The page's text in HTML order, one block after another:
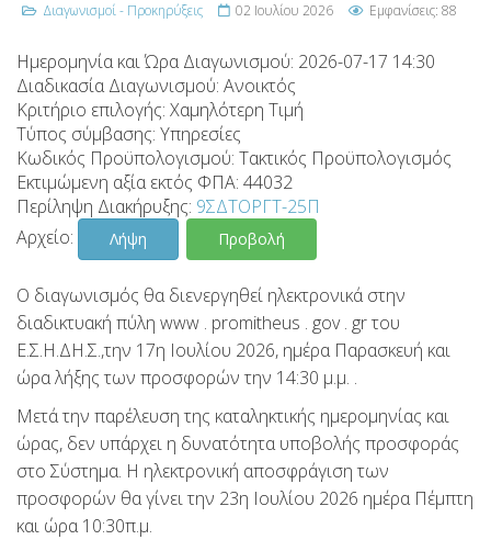
Διαγωνισμοί - Προκηρύξεις 02 Ιουλίου 2026 Εμφανίσεις: 88
Ημερομηνία και Ώρα Διαγωνισμού: 2026-07-17 14:30
Διαδικασία Διαγωνισμού: Ανοικτός
Κριτήριο επιλογής: Χαμηλότερη Τιμή
Τύπος σύμβασης: Υπηρεσίες
Κωδικός Προϋπολογισμού: Τακτικός Προϋπολογισμός
Εκτιμώμενη αξία εκτός ΦΠΑ: 44032
Περίληψη Διακήρυξης: 9ΣΔΤΟΡΓΤ-25Π
Αρχείο:
Λήψη Προβολή
Ο διαγωνισμός θα διενεργηθεί ηλεκτρονικά στην
διαδικτυακή πύλη www . promitheus . gov . gr του
Ε.Σ.Η.ΔΗ.Σ.,την 17η Ιουλίου 2026, ημέρα Παρασκευή και
ώρα λήξης των προσφορών την 14:30 μ.μ. .
Μετά την παρέλευση της καταληκτικής ημερομηνίας και
ώρας, δεν υπάρχει η δυνατότητα υποβολής προσφοράς
στο Σύστημα. Η ηλεκτρονική αποσφράγιση των
προσφορών θα γίνει την 23η Ιουλίου 2026 ημέρα Πέμπτη
και ώρα 10:30π.μ.